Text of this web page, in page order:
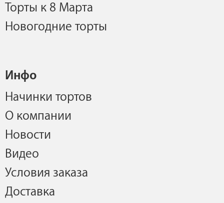
Торты к 8 Марта
Новогодние торты
Инфо
Начинки тортов
О компании
Новости
Видео
Условия заказа
Доставка